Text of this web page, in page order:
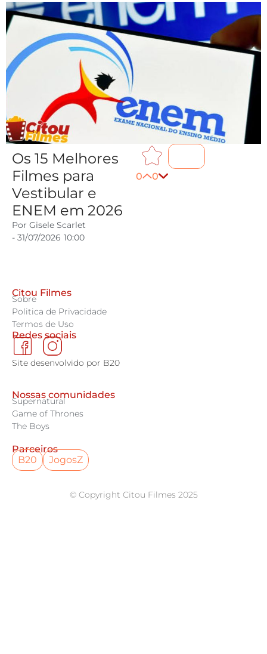
Os 15 Melhores
Filmes para
Vestibular e
ENEM em 2026
Por Gisele Scarlet
- 31/07/2026 10:00
0
0
Citou Filmes
Sobre
Politica de Privacidade
Termos de Uso
Redes sociais
Site desenvolvido por B20
Nossas comunidades
Supernatural
Game of Thrones
The Boys
Parceiros
B20
JogosZ
© Copyright Citou Filmes 2025